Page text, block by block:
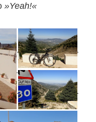
»Yeah!«